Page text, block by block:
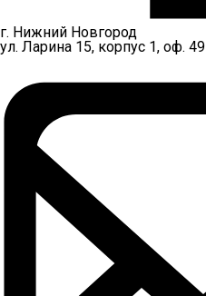
г. Нижний Новгород
ул. Ларина 15, корпус 1, оф. 49